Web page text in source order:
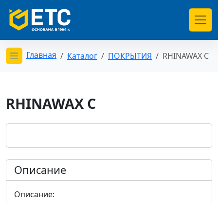
Открыть меню категорий
Главная Каталог ПОКРЫТИЯ RHINAWAX C
RHINAWAX C
Описание
Описание: